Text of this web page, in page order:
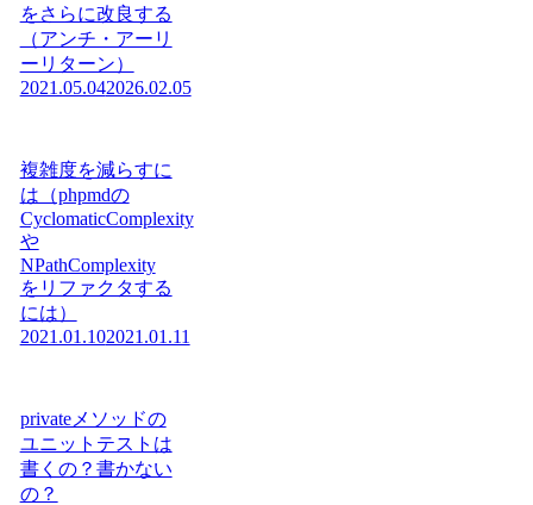
をさらに改良する
（アンチ・アーリ
ーリターン）
2021.05.042026.02.05
複雑度を減らすに
は（phpmdの
CyclomaticComplexity
や
NPathComplexity
をリファクタする
には）
2021.01.102021.01.11
privateメソッドの
ユニットテストは
書くの？書かない
の？